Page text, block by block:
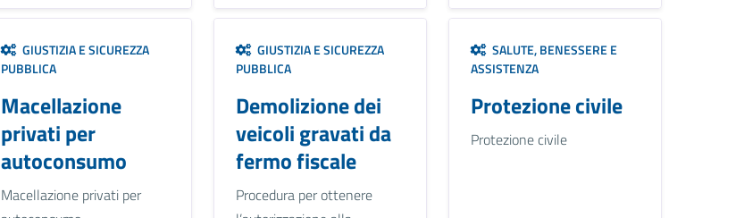
GIUSTIZIA E SICUREZZA
PUBBLICA
Macellazione
privati per
autoconsumo
Macellazione privati per
GIUSTIZIA E SICUREZZA
PUBBLICA
Demolizione dei
veicoli gravati da
fermo fiscale
Procedura per ottenere
SALUTE, BENESSERE E
ASSISTENZA
Protezione civile
Protezione civile